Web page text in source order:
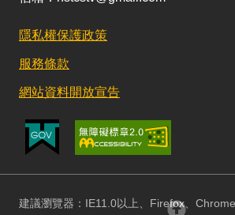
隱私權保護政策
服務條款
網站資料開放宣告
建議瀏覽器：IE11.0以上、Firefox、
回頂部